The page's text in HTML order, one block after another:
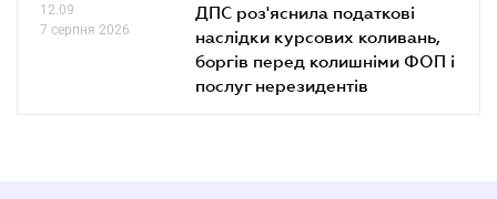
12.09
7 серпня 2026
ДПС роз'яснила податкові
наслідки курсових коливань,
боргів перед колишніми ФОП і
послуг нерезидентів